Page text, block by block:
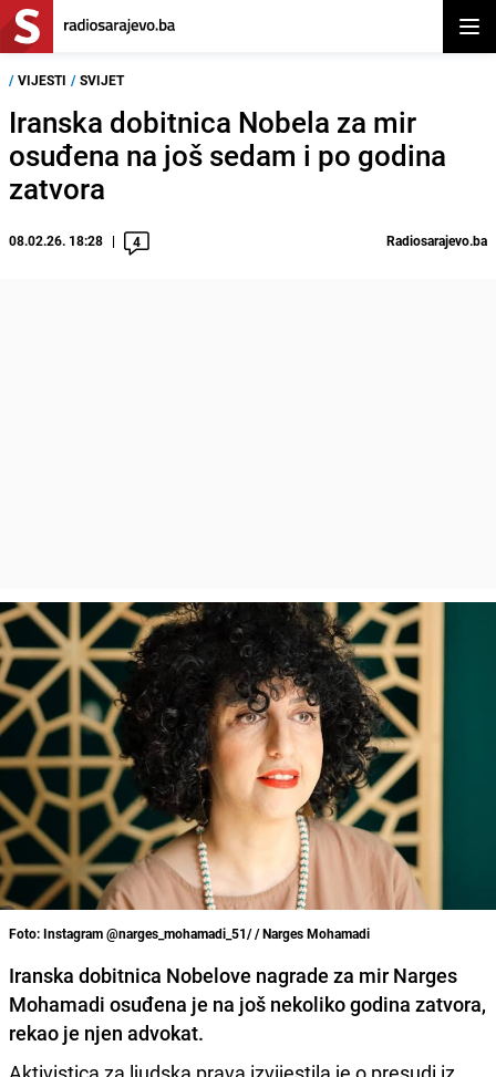
/ VIJESTI / SVIJET
Iranska dobitnica Nobela za mir
osuđena na još sedam i po godina
zatvora
08.02.26. 18:28 4 Radiosarajevo.ba
Foto: Instagram @narges_mohamadi_51/ / Narges Mohamadi
Iranska dobitnica Nobelove nagrade za mir Narges
Mohamadi osuđena je na još nekoliko godina zatvora,
rekao je njen advokat.